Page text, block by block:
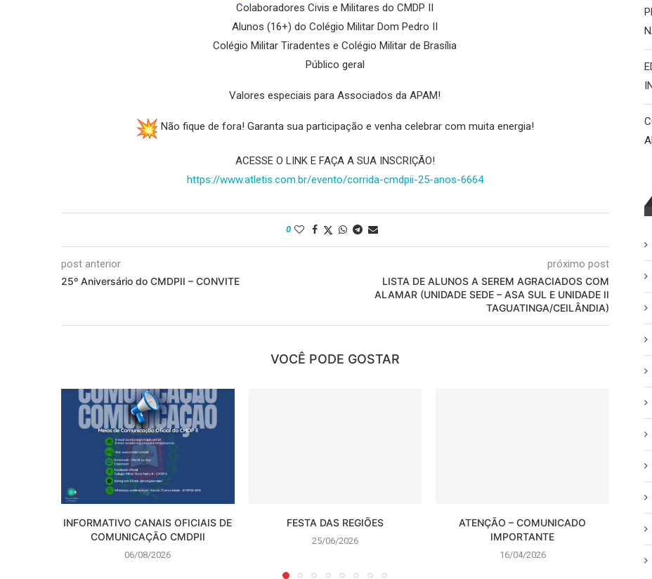
Colaboradores Civis e Militares do CMDP II
Alunos (16+) do Colégio Militar Dom Pedro II
Colégio Militar Tiradentes e Colégio Militar de Brasília
Público geral
Valores especiais para Associados da APAM!
Não fique de fora! Garanta sua participação e venha celebrar com muita energia!
ACESSE O LINK E FAÇA A SUA INSCRIÇÃO!
https://www.atletis.com.br/evento/corrida-cmdpii-25-anos-6664
0
post anterior
25º Aniversário do CMDPII – CONVITE
próximo post
LISTA DE ALUNOS A SEREM AGRACIADOS COM
ALAMAR (UNIDADE SEDE – ASA SUL E UNIDADE II
TAGUATINGA/CEILÂNDIA)
VOCÊ PODE GOSTAR
INFORMATIVO CANAIS OFICIAIS DE
COMUNICAÇÃO CMDPII
06/08/2026
FESTA DAS REGIÕES
25/06/2026
ATENÇÃO – COMUNICADO
IMPORTANTE
16/04/2026